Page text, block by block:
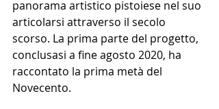
panorama artistico pistoiese nel suo
articolarsi attraverso il secolo
scorso. La prima parte del progetto,
conclusasi a fine agosto 2020, ha
raccontato la prima metà del
Novecento.